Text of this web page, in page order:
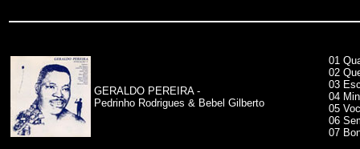
GERALDO PEREIRA -
Pedrinho Rodrigues & Bebel Gilberto
01
02
03
04
05
06
07